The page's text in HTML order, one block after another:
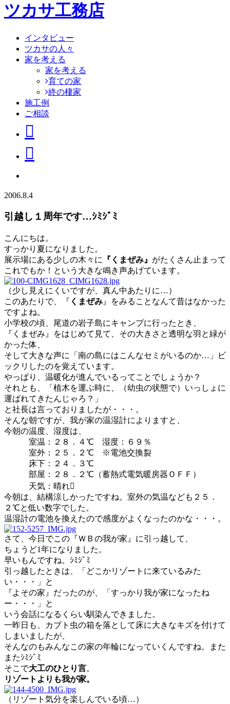
ツカサ工務店
インタビュー
ツカサの人々
家を考える
家を考える
育ての家
終の棲家
施工例
ご相談
2006.8.4
引越し１周年です…ｼﾐｼﾞﾐ
こんにちは。
すっかり夏になりました。
展示場にある少しの木々に
『くまぜみ』 がたくさん止まって
これでもか！という大きな鳴き声あげています。
（少し見えにくいですが、真ん中あたりに…）
このあたりで、『 くまぜみ 』をみることなんて昔はなかった
ですよね。
小学校の頃、尾道の岩子島にキャンプに行ったとき、
『くまぜみ』をはじめて見て、その大きさと透明な羽と緑が
かった体、
そして大きな声に「南の島にはこんなセミがいるのか…」ビ
ックリしたのを覚えています。
やっぱり、温暖化が進んでいるってことでしょうか？
それとも、「植木を運ぶ時に、（幼虫の状態で）いっしょに
運ばれてきたんじゃろ？」
と社長は言っておりましたが・・・。
そんな朝ですが、我が家の温湿計によりますと、
今朝の温度、湿度は、
室温：２８．４℃ 湿度：６９％
室外：２５．２℃ ※電池交換裂
床下：２４．３℃
部屋：２８．２℃（蓄熱式電気暖房器ＯＦＦ）
天気：晴れ
今朝は、結構涼しかったですね。室外の気温なども２５．
２℃と低い数字でした。
温湿計の電池を換えたので感度がよくなったのかな・・・。
さて、今日でこの『ＷＢの我が家』に引っ越して、
ちょうど1年になりました。
早いもんですね。ｼﾐｼﾞﾐ
引っ越したときは、「どこかリゾートに来ているみた
い・・・」と
『よその家』だったのが、「すっかり我が家になったね
ー・・・」と
いう会話になるくらい馴染んできました。
一昨日も、カブト虫の箱を落として床に大きなキズを付けて
しまいましたが、
そんなのもみんなこの家の年輪になっていくんですね。また
またｼﾐｼﾞﾐ
そこで大工のひとり言。
リゾートよりも我が家。
（リゾート気分を楽しんでいる頃…）